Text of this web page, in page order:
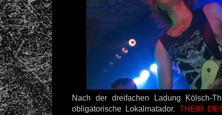
Nach der dreifachen Ladung Kölsch-
obligatorische Lokalmatador. THEIR